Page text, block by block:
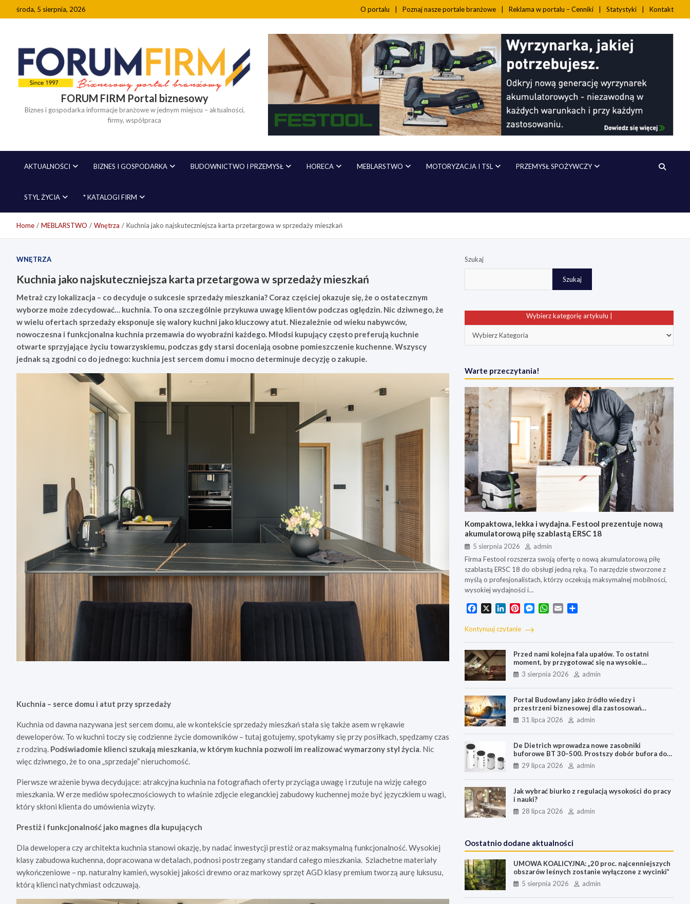
środa, 5 sierpnia, 2026 O portalu Poznaj nasze portale branżowe Reklama w portalu – Cenniki Statystyki Kontakt
FORUM FIRM Portal biznesowy
Biznes i gospodarka informacje branżowe w jednym miejscu – aktualności,
firmy, współpraca
AKTUALNOŚCI BIZNES I GOSPODARKA BUDOWNICTWO I PRZEMYSŁ HORECA MEBLARSTWO MOTORYZACJA I TSL PRZEMYSŁ SPOŻYWCZY
STYL ŻYCIA * KATALOGI FIRM
Home MEBLARSTWO Wnętrza Kuchnia jako najskuteczniejsza karta przetargowa w sprzedaży mieszkań
WNĘTRZA
Kuchnia jako najskuteczniejsza karta przetargowa w sprzedaży mieszkań
Metraż czy lokalizacja – co decyduje o sukcesie sprzedaży mieszkania? Coraz częściej okazuje się, że o ostatecznym
wyborze może zdecydować… kuchnia. To ona szczególnie przykuwa uwagę klientów podczas oględzin. Nic dziwnego, że
w wielu ofertach sprzedaży eksponuje się walory kuchni jako kluczowy atut. Niezależnie od wieku nabywców,
nowoczesna i funkcjonalna kuchnia przemawia do wyobraźni każdego. Młodsi kupujący często preferują kuchnie
otwarte sprzyjające życiu towarzyskiemu, podczas gdy starsi doceniają osobne pomieszczenie kuchenne. Wszyscy
jednak są zgodni co do jednego: kuchnia jest sercem domu i mocno determinuje decyzję o zakupie.
Kuchnia – serce domu i atut przy sprzedaży
Kuchnia od dawna nazywana jest sercem domu, ale w kontekście sprzedaży mieszkań stała się także asem w rękawie
deweloperów. To w kuchni toczy się codzienne życie domowników – tutaj gotujemy, spotykamy się przy posiłkach, spędzamy czas
z rodziną. Podświadomie klienci szukają mieszkania, w którym kuchnia pozwoli im realizować wymarzony styl życia. Nic
więc dziwnego, że to ona „sprzedaje” nieruchomość.
Pierwsze wrażenie bywa decydujące: atrakcyjna kuchnia na fotografiach oferty przyciąga uwagę i rzutuje na wizję całego
mieszkania. W erze mediów społecznościowych to właśnie zdjęcie eleganckiej zabudowy kuchennej może być języczkiem u wagi,
który skłoni klienta do umówienia wizyty.
Prestiż i funkcjonalność jako magnes dla kupujących
Dla dewelopera czy architekta kuchnia stanowi okazję, by nadać inwestycji prestiż oraz maksymalną funkcjonalność. Wysokiej
klasy zabudowa kuchenna, dopracowana w detalach, podnosi postrzegany standard całego mieszkania. Szlachetne materiały
wykończeniowe – np. naturalny kamień, wysokiej jakości drewno oraz markowy sprzęt AGD klasy premium tworzą aurę luksusu,
którą klienci natychmiast odczuwają.
Szukaj
Szukaj
Wybierz kategorię artykułu |
Warte przeczytania!
Kompaktowa, lekka i wydajna. Festool prezentuje nową
akumulatorową piłę szablastą ERSC 18
5 sierpnia 2026
admin
Firma Festool rozszerza swoją ofertę o nową akumulatorową piłę
szablastą ERSC 18 do obsługi jedną ręką. To narzędzie stworzone z
myślą o profesjonalistach, którzy oczekują maksymalnej mobilności,
wysokiej wydajności i…
c
b
o
o
k
n
n
r
e
t
M
n
e
r
W
s
A
p
l
e
Kontynuuj czytanie
Przed nami kolejna fala upałów. To ostatni
moment, by przygotować się na wysokie
temperatury
3 sierpnia 2026 admin
Portal Budowlany jako źródło wiedzy i
przestrzeni biznesowej dla zastosowań
budowlanych, przemysłu i energetyki
31 lipca 2026 admin
De Dietrich wprowadza nowe zasobniki
buforowe BT 30–500. Prostszy dobór bufora do
pomp ciepła
29 lipca 2026 admin
Jak wybrać biurko z regulacją wysokości do pracy
i nauki?
28 lipca 2026
admin
Oostatnio dodane aktualności
UMOWA KOALICYJNA: „20 proc. najcenniejszych
obszarów leśnych zostanie wyłączone z wycinki”
5 sierpnia 2026
admin